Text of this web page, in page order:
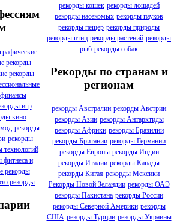
рекорды
рекорды
игр
кино
рекорды
рекорды
технологий
фитнеса и
рекорды
рекорды
рекорды кошек рекорды лошадей
рекорды насекомых рекорды пауков
рекорды пещер рекорды природы
рекорды птиц рекорды растений рекорды
рыб рекорды собак
Рекорды по странам и
регионам
рекорды Австралии рекорды Австрии
рекорды Азии рекорды Антарктиды
рекорды Африки рекорды Бразилии
рекорды Британии рекорды Германии
рекорды Европы рекорды Индии
рекорды Италии рекорды Канады
рекорды Китая рекорды Мексики
Рекорды Новой Зеландии рекорды ОАЭ
рекорды Пакистана рекорды России
рекорды Северной Америки рекорды
США рекорды Турции рекорды Украины